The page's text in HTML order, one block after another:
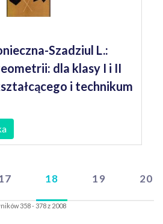
Szadziul L.:
dla klasy I i II
i technikum
18 19 20
358 - 378 z 2008